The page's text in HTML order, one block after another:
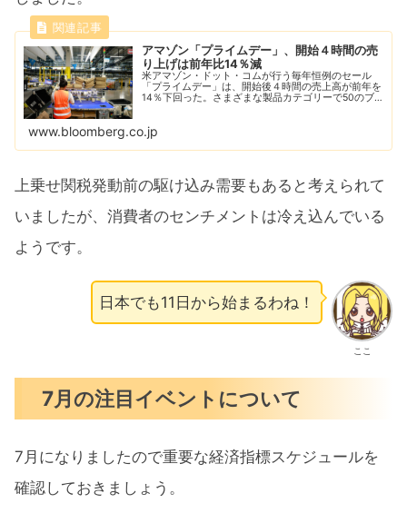
アマゾン「プライムデー」、開始４時間の売
り上げは前年比14％減
米アマゾン・ドット・コムが行う毎年恒例のセール
「プライムデー」は、開始後４時間の売上高が前年を
14％下回った。さまざまな製品カテゴリーで50のブ
www.bloomberg.co.jp
上乗せ関税発動前の駆け込み需要もあると考えられて
いましたが、消費者のセンチメントは冷え込んでいる
ようです。
ここ
日本でも11日から始まるわね！
7月の注目イベントについて
7月になりましたので重要な経済指標スケジュールを
確認しておきましょう。